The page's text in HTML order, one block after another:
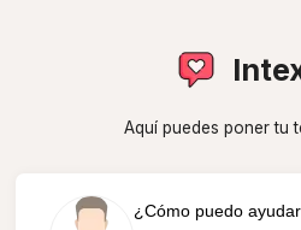
Aquí puedes poner tu
¿Cómo puedo